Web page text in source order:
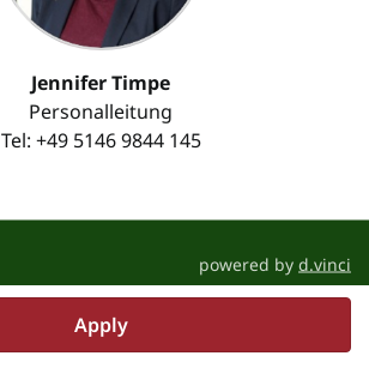
Jennifer Timpe
Personalleitung
Tel: +49 5146 9844 145
Apply
powered by d.vinci